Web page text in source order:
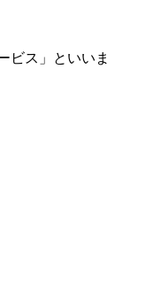
ビス」といいま